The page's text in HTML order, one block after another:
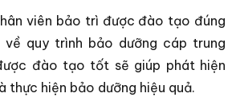
viên bảo trì được đào tạo đúng
quy trình bảo dưỡng cáp trung
đào tạo tốt sẽ giúp phát hiện
thực hiện bảo dưỡng hiệu quả.